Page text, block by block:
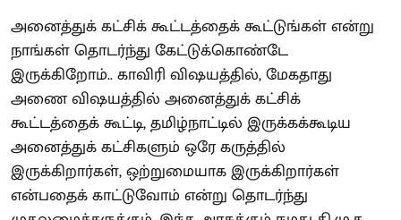
அனைத்துக் கட்சிக் கூட்டத்தைக் கூட்டுங்கள் என்று
நாங்கள் தொடர்ந்து கேட்டுக்கொண்டே
இருக்கிறோம்.. காவிரி விஷயத்தில், மேகதாது
அணை விஷயத்தில் அனைத்துக் கட்சிக்
கூட்டத்தைக் கூட்டி, தமிழ்நாட்டில் இருக்கக்கூடிய
அனைத்துக் கட்சிகளும் ஒரே கருத்தில்
இருக்கிறார்கள், ஒற்றுமையாக இருக்கிறார்கள்
என்பதைக் காட்டுவோம் என்று தொடர்ந்து